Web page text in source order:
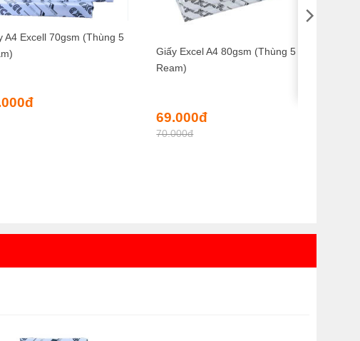
A4 Excell 70gsm (Thùng 5
đ
Giấy Excel A4 80gsm (Thùng 5
Ream)
70.000đ
Giá
gốc
là:
69.000đGiá